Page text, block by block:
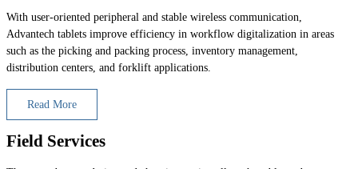
With user-oriented peripheral and stable wireless communication,
Advantech tablets improve efficiency in workflow digitalization in areas
such as the picking and packing process, inventory management,
distribution centers, and forklift applications.
Read More
Field Services